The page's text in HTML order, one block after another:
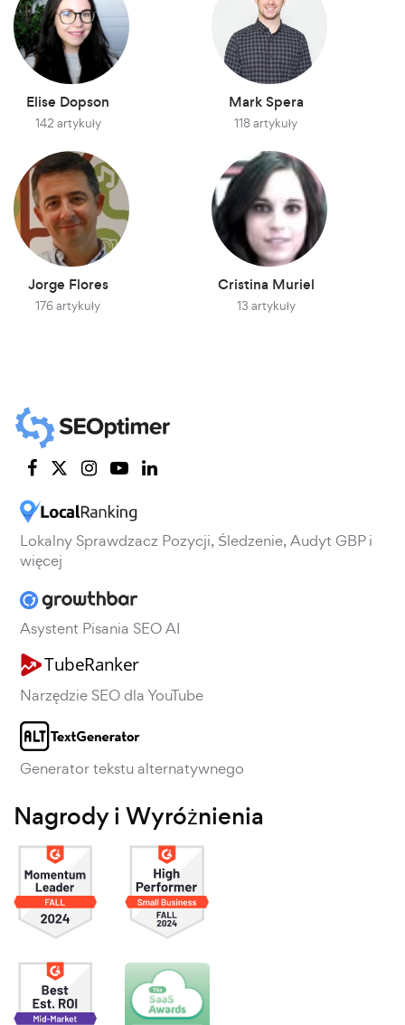
Elise Dopson
142 artykuły
Mark Spera
118 artykuły
Jorge Flores
176 artykuły
Cristina Muriel
13 artykuły
Lokalny Sprawdzacz Pozycji, Śledzenie, Audyt GBP i
więcej
Asystent Pisania SEO AI
Narzędzie SEO dla YouTube
Generator tekstu alternatywnego
Nagrody i Wyróżnienia